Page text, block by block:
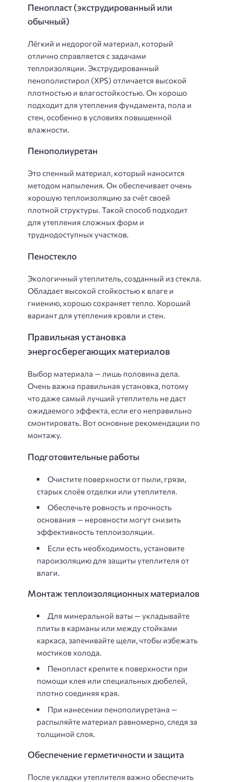
Пенопласт (экструдированный или
обычный)
Лёгкий и недорогой материал, который
отлично справляется с задачами
теплоизоляции. Экструдированный
пенополистирол (XPS) отличается высокой
плотностью и влагостойкостью. Он хорошо
подходит для утепления фундамента, пола и
стен, особенно в условиях повышенной
влажности.
Пенополиуретан
Это спенный материал, который наносится
методом напыления. Он обеспечивает очень
хорошую теплоизоляцию за счёт своей
плотной структуры. Такой способ подходит
для утепления сложных форм и
труднодоступных участков.
Пеностекло
Экологичный утеплитель, созданный из стекла.
Обладает высокой стойкостью к влаге и
гниению, хорошо сохраняет тепло. Хороший
вариант для утепления кровли и стен.
Правильная установка
энергосберегающих материалов
Выбор материала — лишь половина дела.
Очень важна правильная установка, потому
что даже самый лучший утеплитель не даст
ожидаемого эффекта, если его неправильно
смонтировать. Вот основные рекомендации по
монтажу.
Подготовительные работы
Очистите поверхности от пыли, грязи,
старых слоёв отделки или утеплителя.
Обеспечьте ровность и прочность
основания — неровности могут снизить
эффективность теплоизоляции.
Если есть необходимость, установите
пароизоляцию для защиты утеплителя от
влаги.
Монтаж теплоизоляционных материалов
Для минеральной ваты — укладывайте
плиты в карманы или между стойками
каркаса, запенивайте щели, чтобы избежать
мостиков холода.
Пенопласт крепите к поверхности при
помощи клея или специальных дюбелей,
плотно соединяя края.
При нанесении пенополиуретана —
распыляйте материал равномерно, следя за
толщиной слоя.
Обеспечение герметичности и защита
После укладки утеплителя важно обеспечить